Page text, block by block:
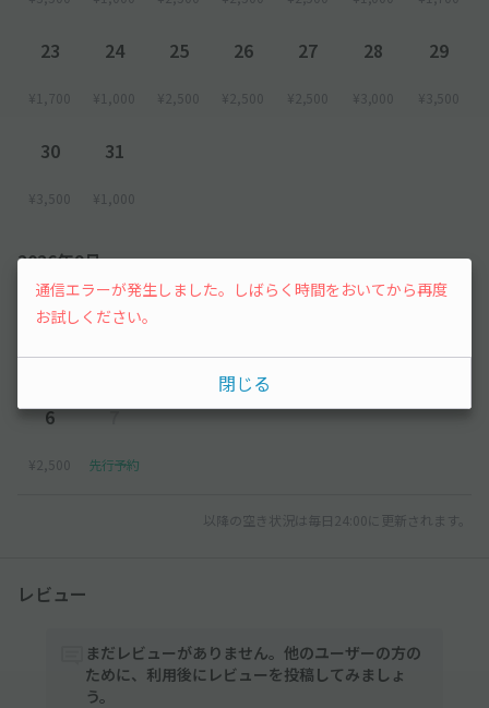
23
¥1,700
24
¥1,000
25
¥2,500
26
¥2,500
27
¥2,500
28
¥3,000
29
¥3,500
30
¥3,500
31
¥1,000
2026年9月
¥1,000 ¥1,000 ¥1,000 ¥2,500 ¥2,500
6
¥2,500
7
先行予約
以降の空き状況は毎日24:00に更新されます。
レビュー
まだレビューがありません。他のユーザーの方の
ために、利用後にレビューを投稿してみましょ
う。
通信エラーが発生しました。しばらく時間をおいてから再度
お試しください。
閉じる